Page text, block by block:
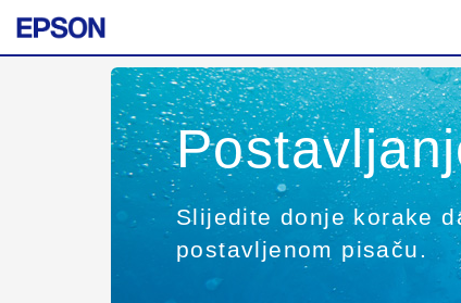
Slijedite donje korake
postavljenom pisaču.